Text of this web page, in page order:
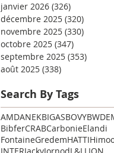
janvier 2026 (326)
décembre 2025 (320)
novembre 2025 (330)
octobre 2025 (347)
septembre 2025 (353)
août 2025 (338)
Search By Tags
AMDANEKBIGASBOVY
BibferCRABCarbonieElandi
FontaineGredemHATTI